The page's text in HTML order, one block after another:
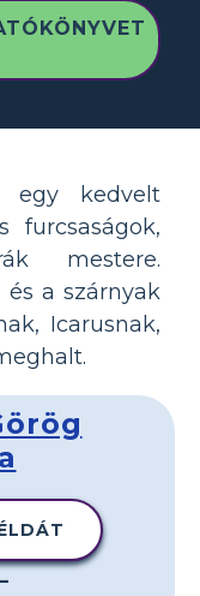
egy kedvelt
furcsaságok,
mestere.
a szárnyak
Icarusnak,